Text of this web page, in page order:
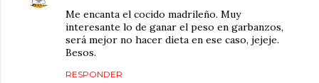
Me encanta el cocido madrileño. Muy
interesante lo de ganar el peso en garbanzos,
será mejor no hacer dieta en ese caso, jejeje.
Besos.
RESPONDER